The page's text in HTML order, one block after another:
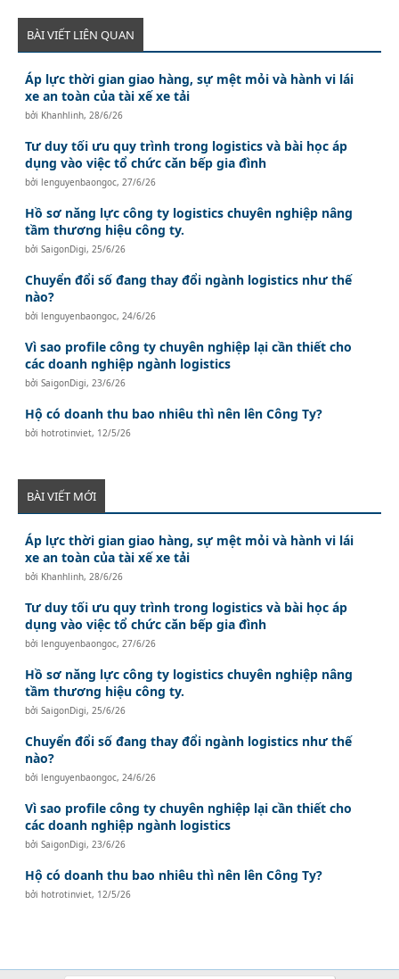
BÀI VIẾT LIÊN QUAN
Áp lực thời gian giao hàng, sự mệt mỏi và hành vi lái
xe an toàn của tài xế xe tải
bởi Khanhlinh, 28/6/26
Tư duy tối ưu quy trình trong logistics và bài học áp
dụng vào việc tổ chức căn bếp gia đình
bởilenguyenbaongoc, 27/6/26
Hồ sơ năng lực công ty logistics chuyên nghiệp nâng
tầm thương hiệu công ty.
bởiSaigonDigi, 25/6/26
Chuyển đổi số đang thay đổi ngành logistics như thế
nào?
bởilenguyenbaongoc, 24/6/26
Vì sao profile công ty chuyên nghiệp lại cần thiết cho
các doanh nghiệp ngành logistics
bởiSaigonDigi, 23/6/26
Hộ có doanh thu bao nhiêu thì nên lên Công Ty?
bởihotrotinviet, 12/5/26
BÀI VIẾT MỚI
Áp lực thời gian giao hàng, sự mệt mỏi và hành vi lái
xe an toàn của tài xế xe tải
bởi Khanhlinh, 28/6/26
Tư duy tối ưu quy trình trong logistics và bài học áp
dụng vào việc tổ chức căn bếp gia đình
bởilenguyenbaongoc, 27/6/26
Hồ sơ năng lực công ty logistics chuyên nghiệp nâng
tầm thương hiệu công ty.
bởiSaigonDigi, 25/6/26
Chuyển đổi số đang thay đổi ngành logistics như thế
nào?
bởilenguyenbaongoc, 24/6/26
Vì sao profile công ty chuyên nghiệp lại cần thiết cho
các doanh nghiệp ngành logistics
bởiSaigonDigi, 23/6/26
Hộ có doanh thu bao nhiêu thì nên lên Công Ty?
bởihotrotinviet, 12/5/26